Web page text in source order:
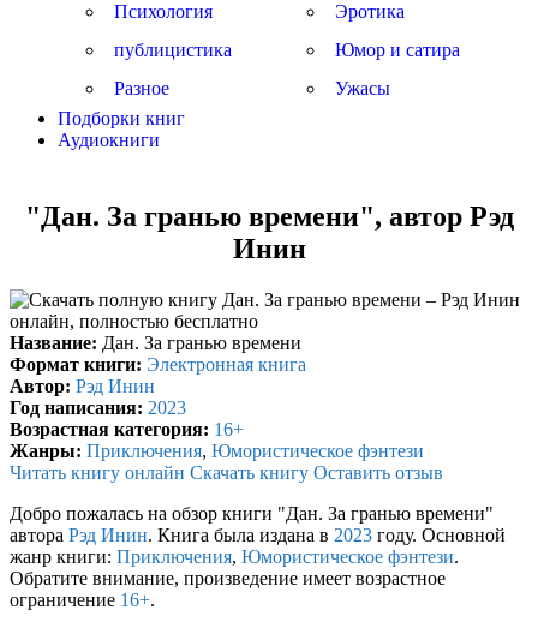
Психология
публицистика
Разное
Эротика
Юмор и сатира
Ужасы
Подборки книг
Аудиокниги
"Дан. За гранью времени", автор Рэд
Инин
Название: Дан. За гранью времени
Формат книги: Электронная книга
Автор: Рэд Инин
Год написания: 2023
Возрастная категория: 16+
Жанры: Приключения, Юмористическое фэнтези
Читать книгу онлайн Скачать книгу Оставить отзыв
Добро пожалась на обзор книги "Дан. За гранью времени"
автора Рэд Инин. Книга была издана в 2023 году. Основной
жанр книги: Приключения, Юмористическое фэнтези.
Обратите внимание, произведение имеет возрастное
ограничение 16+.